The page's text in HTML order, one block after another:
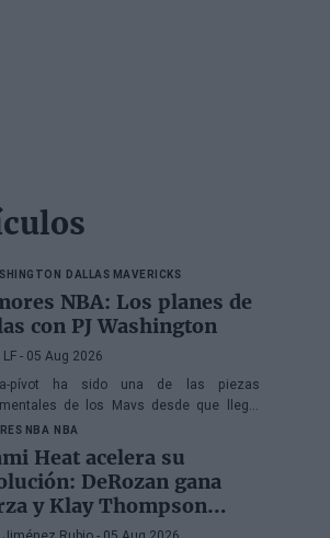
DALLAS MAVERICKS
NBA: Los planes de
con PJ Washington
- 05 Aug 2026
pívot ha sido una de las piezas
de los Mavs desde que llegó,
que no paran de llegarle ofertas, aunque
de Texas no tiene prisa
NBA NBA
Heat acelera su
DeRozan gana
y Klay Thompson
siendo el gran objetivo